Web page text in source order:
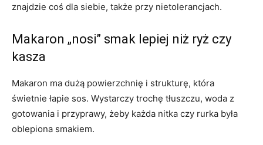
znajdzie coś dla siebie, także przy nietolerancjach.
Makaron „nosi” smak lepiej niż ryż czy
kasza
Makaron ma dużą powierzchnię i strukturę, która
świetnie łapie sos. Wystarczy trochę tłuszczu, woda z
gotowania i przyprawy, żeby każda nitka czy rurka była
oblepiona smakiem.